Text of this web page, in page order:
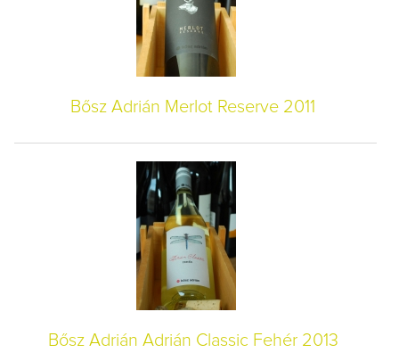
Bősz Adrián Merlot Reserve 2011
Bősz Adrián Adrián Classic Fehér 2013